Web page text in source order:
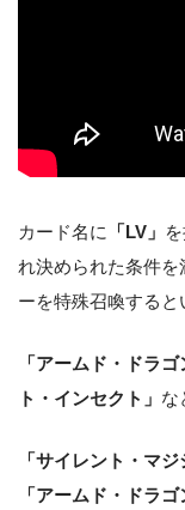
カード名に 「LV」
れ決められた条件
ーを特殊召喚すると
「アームド・ドラ
ト・インセクト」 な
「サイレント・マジ
「アームド・ドラゴ